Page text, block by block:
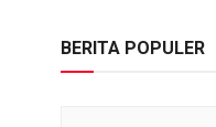
BERITA POPULER